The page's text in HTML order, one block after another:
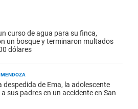
curso de agua para su finca,
un bosque y terminaron multados
dólares
despedida de Ema, la adolescente
sus padres en un accidente en San